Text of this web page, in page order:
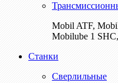
Mobil ATF,
Mobilube 1
Станки
Сверлильные